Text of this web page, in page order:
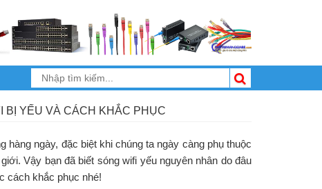
BỊ YẾU VÀ CÁCH KHẮC PHỤC
hàng ngày, đặc biệt khi chúng ta ngày càng phụ thuộc
Vậy bạn đã biết sóng wifi yếu nguyên nhân do đâu
cách khắc phục nhé!